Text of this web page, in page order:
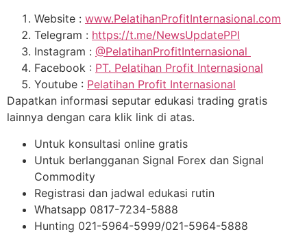
Website : www.PelatihanProfitInternasional.com
Telegram : https://t.me/NewsUpdatePPI
Instagram : @PelatihanProfitInternasional
Facebook : PT. Pelatihan Profit Internasional
Youtube : Pelatihan Profit Internasional
Dapatkan informasi seputar edukasi trading gratis
lainnya dengan cara klik link di atas.
Untuk konsultasi online gratis
Untuk berlangganan Signal Forex dan Signal
Commodity
Registrasi dan jadwal edukasi rutin
Whatsapp 0817-7234-5888
Hunting 021-5964-5999/021-5964-5888